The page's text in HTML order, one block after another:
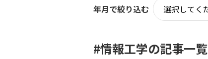
年月で絞り込む
#情報工学の記事一覧